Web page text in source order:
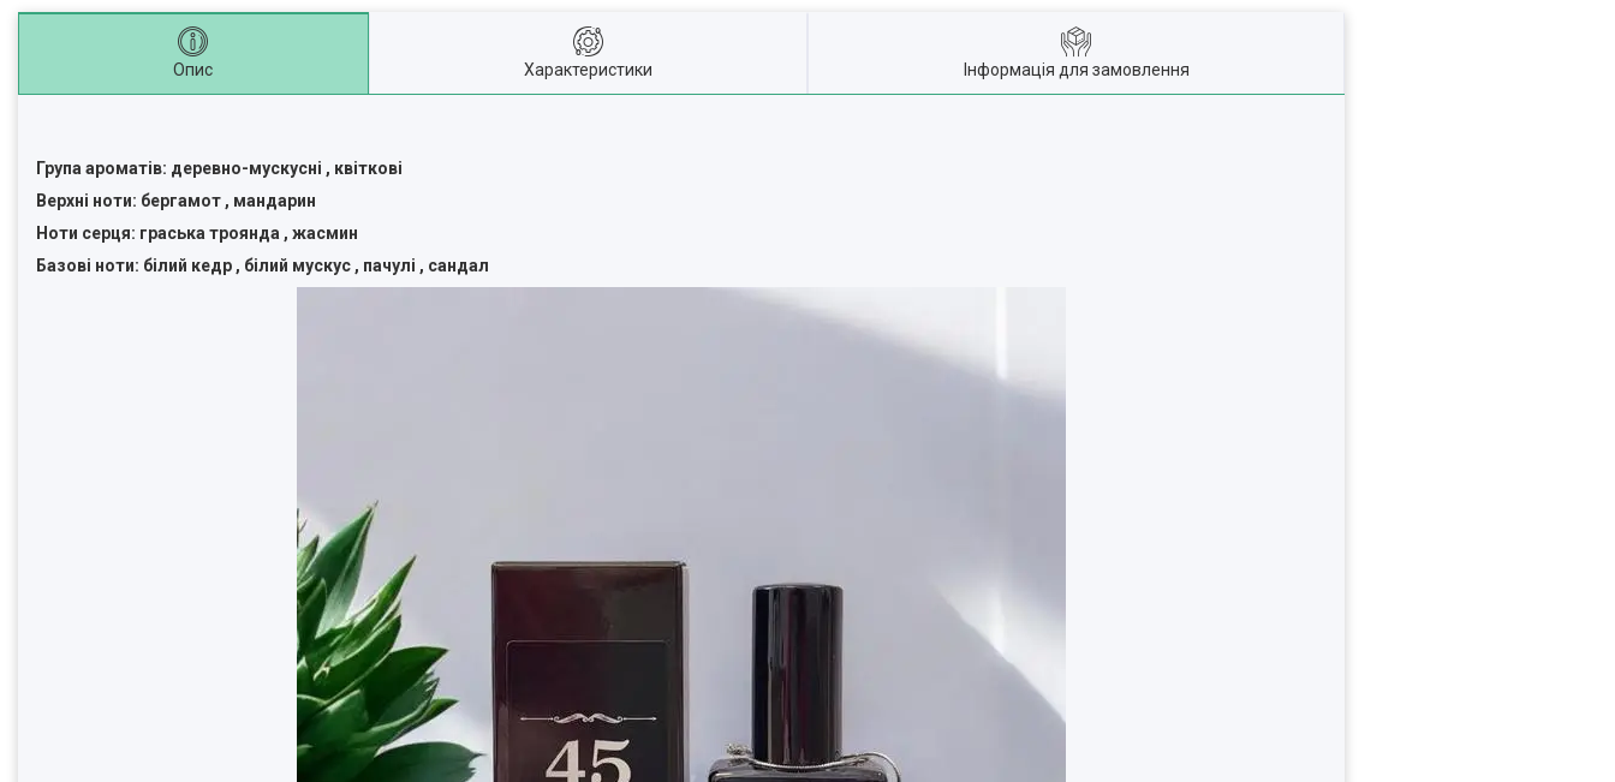
Опис Характеристики Інформація для замовлення
Група ароматів: деревно-мускусні , квіткові
Верхні ноти: бергамот , мандарин
Ноти серця: граська троянда , жасмин
Базові ноти: білий кедр , білий мускус , пачулі , сандал